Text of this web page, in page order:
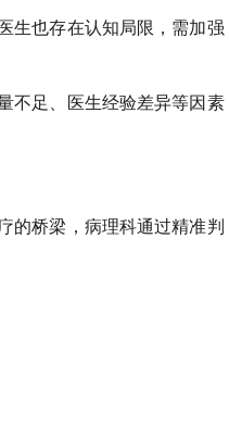
生也存在认知局限，需加强
不足、医生经验差异等因素
的桥梁，病理科通过精准判